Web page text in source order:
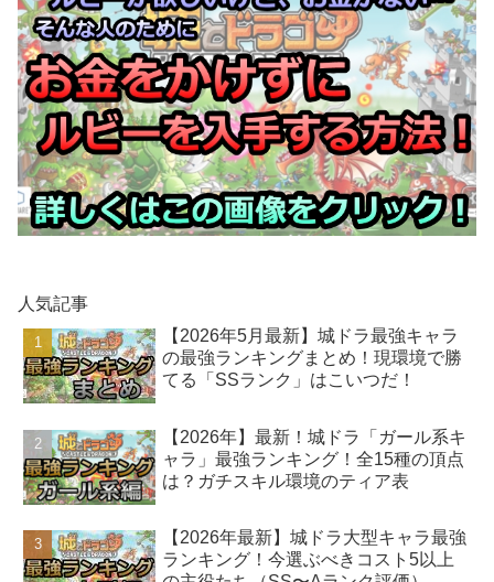
人気記事
【2026年5月最新】城ドラ最強キャラ
の最強ランキングまとめ！現環境で勝
てる「SSランク」はこいつだ！
【2026年】最新！城ドラ「ガール系キ
ャラ」最強ランキング！全15種の頂点
は？ガチスキル環境のティア表
【2026年最新】城ドラ大型キャラ最強
ランキング！今選ぶべきコスト5以上